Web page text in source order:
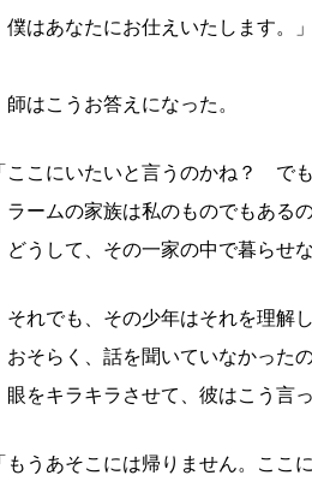
はあなたにお仕えいたします。」
はこうお答えになった。
ここにいたいと言うのかね？ で
ームの家族は私のものでもあるの
うして、その一家の中で暮らせな
れでも、その少年はそれを理解し
そらく、話を聞いていなかったの
をキラキラさせて、彼はこう言っ
もうあそこには帰りません。ここ